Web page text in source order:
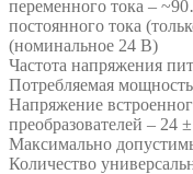
переменного тока –
постоянного тока
(номинальное 24 В)
Частота напряжения
Потребляемая
Напряжение
преобразователей – 24
Максимально
Количество